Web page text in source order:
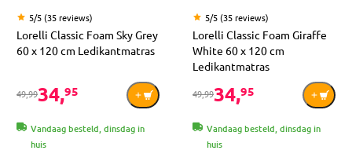
5/5 (35 reviews)
Lorelli Classic Foam Sky Grey
60 x 120 cm Ledikantmatras
49,9934,95
Vandaag besteld, dinsdag in
huis
5/5 (35 reviews)
Lorelli Classic Foam Giraffe
White 60 x 120 cm
Ledikantmatras
49,9934,95
Vandaag besteld, dinsdag in
huis